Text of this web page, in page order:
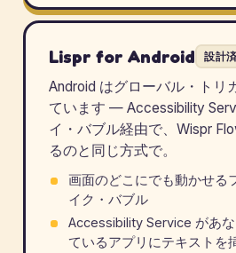
Lispr for Android 設計
Android はグローバル・トリ
ています — Accessibility
イ・バブル経由で、Wispr
るのと同じ方式で。
画面のどこにでも動かせる
イク・バブル
Accessibility Service があ
ているアプリにテキストを